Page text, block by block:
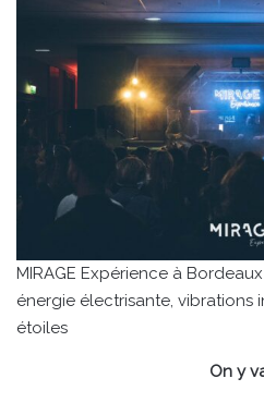
MIRAGE Expérience à
énergie électrisante, vibrations
étoiles
On y